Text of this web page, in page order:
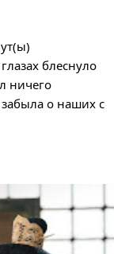
блеснуло
ничего
о наших с